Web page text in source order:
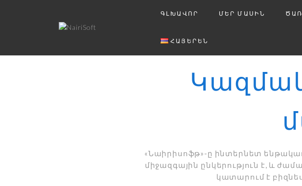
ԳԼԽԱՎՈՐ ՄԵՐ ՄԱՍԻՆ
ՀԱՅԵՐԵՆ
«Նաիրիսոֆթ»-ը ինտերնետ
միջազգային ընկերություն է, և
կատարում է